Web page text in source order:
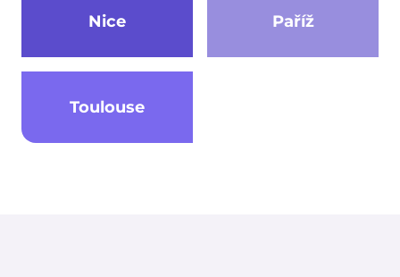
Nice Paříž
Toulouse